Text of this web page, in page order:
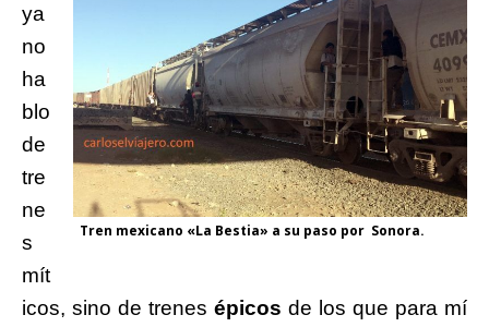
Tren mexicano «La Bestia» a su paso por Sonora.
ya
no
ha
blo
de
tre
ne
s
mít
icos, sino de trenes épicos de los que para mí